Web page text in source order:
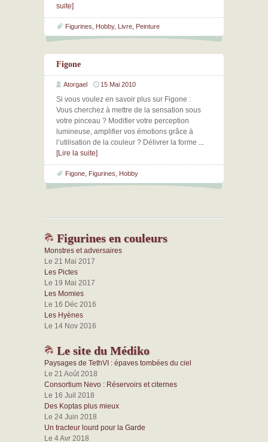
suite]
Figurines Hobby, Livre Peinture
Figone
Atorgael 15 Mai 2010
Si vous voulez en savoir plus sur Figone :
Vous cherchez à mettre de la sensation sous
votre pinceau ? Modifier votre perception
lumineuse, amplifier vos émotions grâce à
l’utilisation de la couleur ? Délivrer la forme ...
[Lire la suite]
Figone Figurines Hobby
Figurines en couleurs
Monstres et adversaires
Le 21 Mai 2017
Les Pictes
Le 19 Mai 2017
Les Momies
Le 16 Déc 2016
Les Hyènes
Le 14 Nov 2016
Le site du Médiko
Paysages de TethVI : épaves tombées du ciel
Le 21 Août 2018
Consortium Nevo : Réservoirs et citernes
Le 16 Juil 2018
Des Koptas plus mieux
Le 24 Juin 2018
Un tracteur lourd pour la Garde
Le 4 Avr 2018